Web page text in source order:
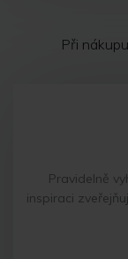
Při nákupu
Pravidelně
inspiraci